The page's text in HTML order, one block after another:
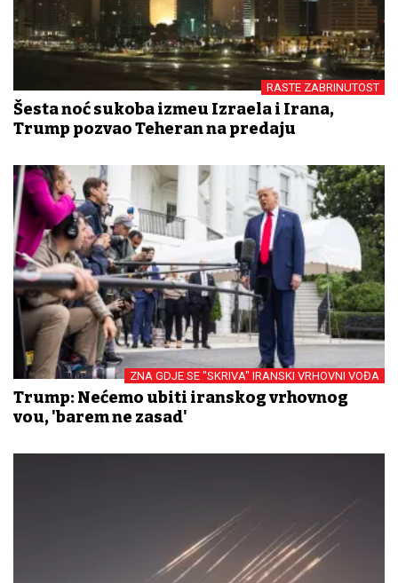
RASTE ZABRINUTOST
Šesta noć sukoba između Izraela i Irana,
Trump pozvao Teheran na predaju
ZNA GDJE SE "SKRIVA" IRANSKI VRHOVNI VOĐA
Trump: Nećemo ubiti iranskog vrhovnog
vođu, 'barem ne zasad'